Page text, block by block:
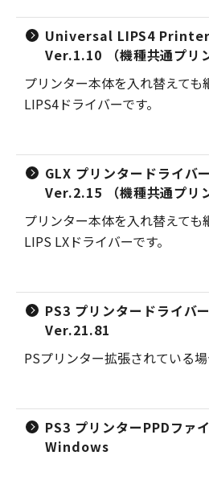
Universal LIPS4
Ver.1.10 （機種共通プリ
プリンター本体を入れ替えて
LIPS4ドライバーです。
GLX プリンタードライバ
Ver.2.15 （機種共通プリ
プリンター本体を入れ替えて
LIPS LXドライバーです。
PS3 プリンタードライバ
Ver.21.81
PSプリンター拡張されている場
PS3 プリンターPPDファ
Windows